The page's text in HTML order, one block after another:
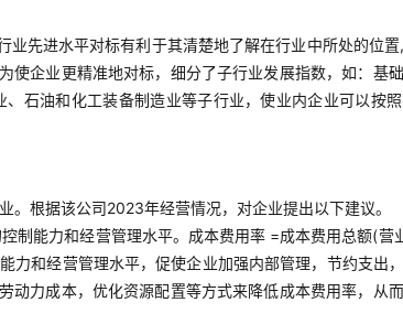
先进水平对标有利于其清楚地了解在行业中所处的位
企业更精准地对标，细分了子行业发展指数，如：基
石油和化工装备制造业等子行业，使业内企业可以按
根据该公司2023年经营情况，对企业提出以下建议。
制能力和经营管理水平。成本费用率 =成本费用总额(营
和经营管理水平，促使企业加强内部管理，节约支出
力成本，优化资源配置等方式来降低成本费用率，从